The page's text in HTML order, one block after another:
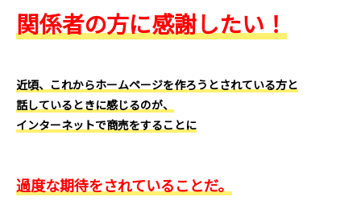
関係者の方に感謝したい！
近頃、これからホームページを作ろうとされている方と
話しているときに感じるのが、
インターネットで商売をすることに
過度な期待をされていることだ。